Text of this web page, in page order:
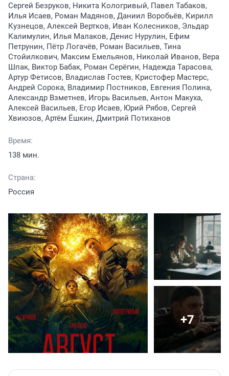
Сергей Безруков, Никита Кологривый, Павел Табаков,
Илья Исаев, Роман Мадянов, Даниил Воробьёв, Кирилл
Кузнецов, Алексей Вертков, Иван Колесников, Эльдар
Калимулин, Илья Малаков, Денис Нурулин, Ефим
Петрунин, Пётр Логачёв, Роман Васильев, Тина
Стойилкович, Максим Емельянов, Николай Иванов, Вера
Шпак, Виктор Бабак, Роман Серёгин, Надежда Тарасова,
Артур Фетисов, Владислав Гостев, Кристофер Мастерс,
Андрей Сорока, Владимир Постников, Евгения Полина,
Александр Взметнев, Игорь Васильев, Антон Макуха,
Алексей Васильев, Егор Исаев, Юрий Рябов, Сергей
Хвиюзов, Артём Ёшкин, Дмитрий Потиханов
Время:
138 мин.
Страна:
Россия
+7